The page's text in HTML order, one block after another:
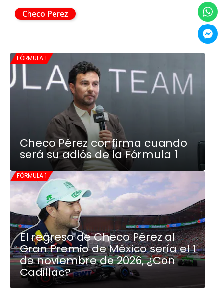
Checo Perez
FÓRMULA 1
Checo Pérez confirma cuando
será su adiós de la Fórmula 1
FÓRMULA 1
El regreso de Checo Pérez al
Gran Premio de México sería el 1
de noviembre de 2026, ¿Con
Cadillac?